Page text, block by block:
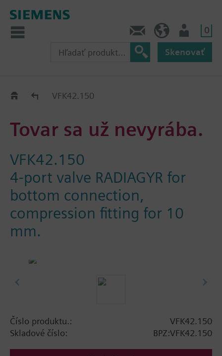
0
Skenovať
Old2NewVFK42.150
Tovar sa už nevyrába.
VFK42.150
4-port valve RADIAGYR for
bottom connection,
compression fitting for 10
mm.
Číslo produktu.:
VFK42.150
Skladové číslo:
BPZ:VFK42.150